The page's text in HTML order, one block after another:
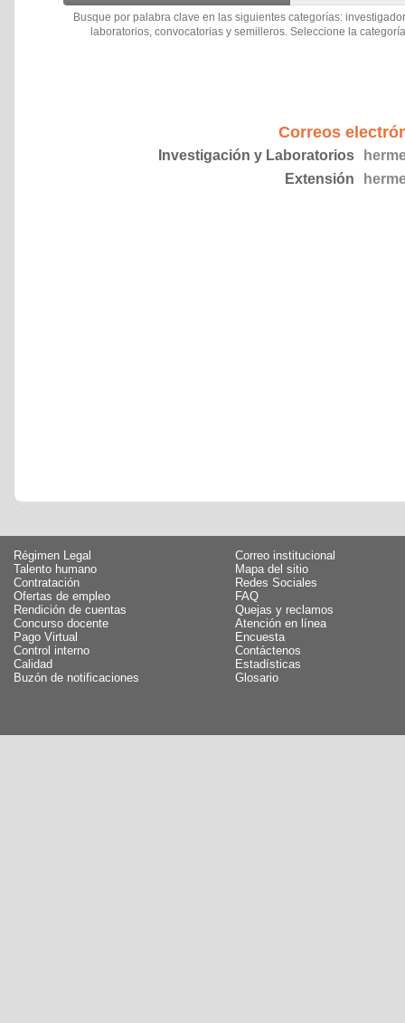
Busque por palabra clave en las siguientes categorías:
laboratorios, convocatorias y semilleros. Seleccione la
Correos
Investigación y Laboratorios
Extensión
Régimen Legal
Talento humano
Contratación
Ofertas de empleo
Rendición de cuentas
Concurso docente
Pago Virtual
Control interno
Calidad
Buzón de notificaciones
Correo institucional
Mapa del sitio
Redes Sociales
FAQ
Quejas y reclamos
Atención en línea
Encuesta
Contáctenos
Estadísticas
Glosario